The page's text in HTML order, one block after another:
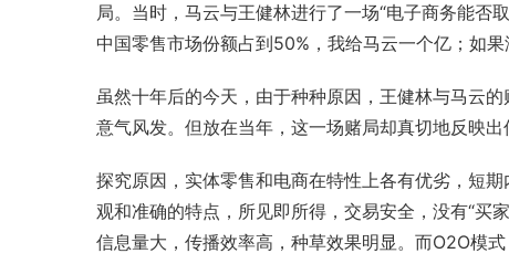
局。当时，马云与王健林进行了一场“电子商务能否
中国零售市场份额占到50%，我给马云一个亿；如
虽然十年后的今天，由于种种原因，王健林与马云
意气风发。但放在当年，这一场赌局却真切地反映
探究原因，实体零售和电商在特性上各有优劣，短
观和准确的特点，所见即所得，交易安全，没有“买
信息量大，传播效率高，种草效果明显。而O2O模